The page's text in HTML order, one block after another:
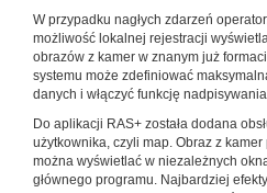
W przypadku nagłych zdarzeń
możliwość lokalnej rejestracji
obrazów z kamer w znanym już
systemu może zdefiniować
danych i włączyć funkcję
Do aplikacji RAS+ została dodana
użytkownika, czyli map. Obraz z
można wyświetlać w niezależnych
głównego programu. Najbardziej